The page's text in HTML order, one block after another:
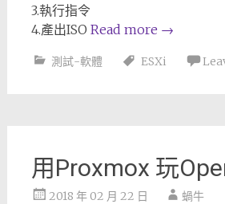
3.執行指令
4.產出ISO Read more →
測試-軟體 ESXi
用Proxmox 玩
2018 年 02 月 22 日 蝸牛